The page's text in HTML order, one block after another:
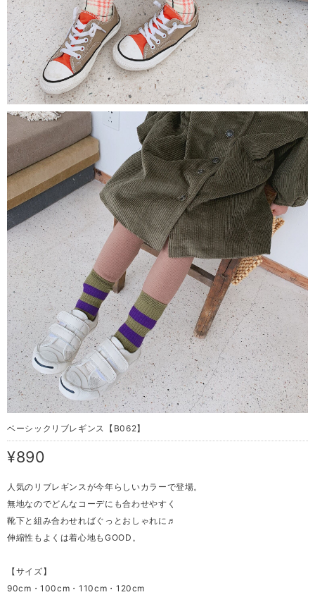
ベーシックリブレギンス【B062】
¥890
人気のリブレギンスが今年らしいカラーで登場。
無地なのでどんなコーデにも合わせやすく
靴下と組み合わせればぐっとおしゃれに♬
伸縮性もよくは着心地もGOOD。
【サイズ】
90cm・100cm・110cm・120cm